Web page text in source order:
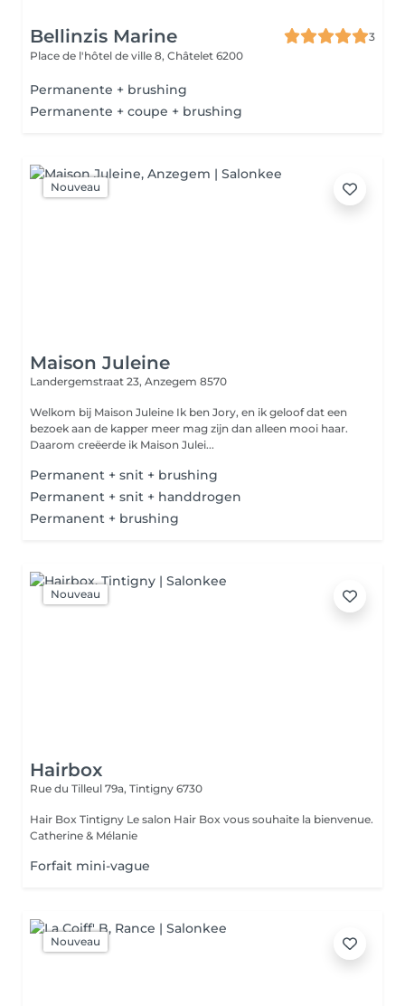
Bellinzis Marine
3
Place de l'hôtel de ville 8, Châtelet 6200
Permanente + brushing
Permanente + coupe + brushing
Nouveau
Maison Juleine
Landergemstraat 23, Anzegem 8570
Welkom bij Maison Juleine Ik ben Jory, en ik geloof dat een
bezoek aan de kapper meer mag zijn dan alleen mooi haar.
Daarom creëerde ik Maison Julei...
Permanent + snit + brushing
Permanent + snit + handdrogen
Permanent + brushing
Nouveau
Hairbox
Rue du Tilleul 79a, Tintigny 6730
Hair Box Tintigny Le salon Hair Box vous souhaite la bienvenue.
Catherine & Mélanie
Forfait mini-vague
Nouveau